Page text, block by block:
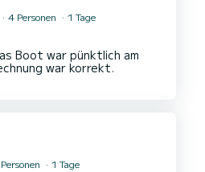
4 Personen 1 Tage
Boot war pünktlich am
war korrekt.
1 Tage